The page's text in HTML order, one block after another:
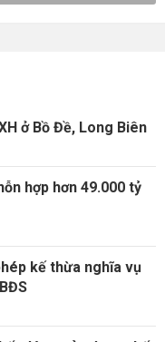
ở Bồ Đề, Long Biên
hợp hơn 49.000 tỷ
kế thừa nghĩa vụ